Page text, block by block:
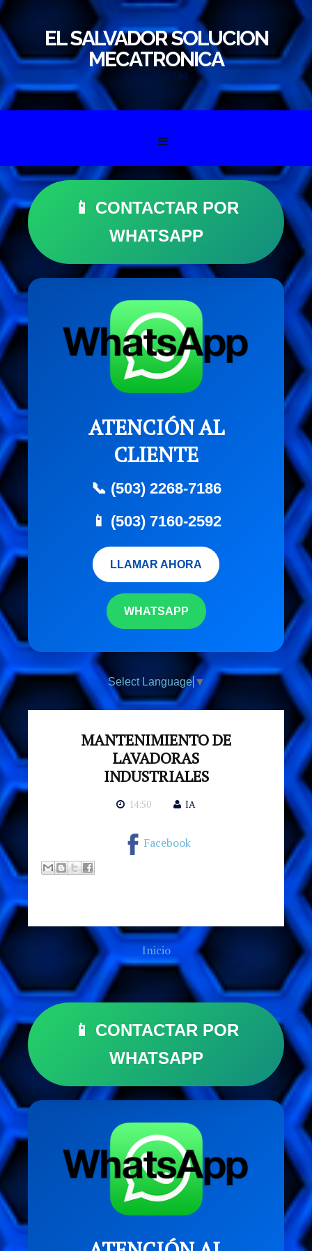
EL SALVADOR SOLUCION
MECATRONICA
503 22687186
Skip to content
📱 CONTACTAR POR
WHATSAPP
ATENCIÓN AL
CLIENTE
📞 (503) 2268-7186
📱 (503) 7160-2592
LLAMAR AHORA
WHATSAPP
Select Language ▼
```
MANTENIMIENTO DE
LAVADORAS
INDUSTRIALES
14:50 IA
Facebook
Inicio
📱 CONTACTAR POR
WHATSAPP